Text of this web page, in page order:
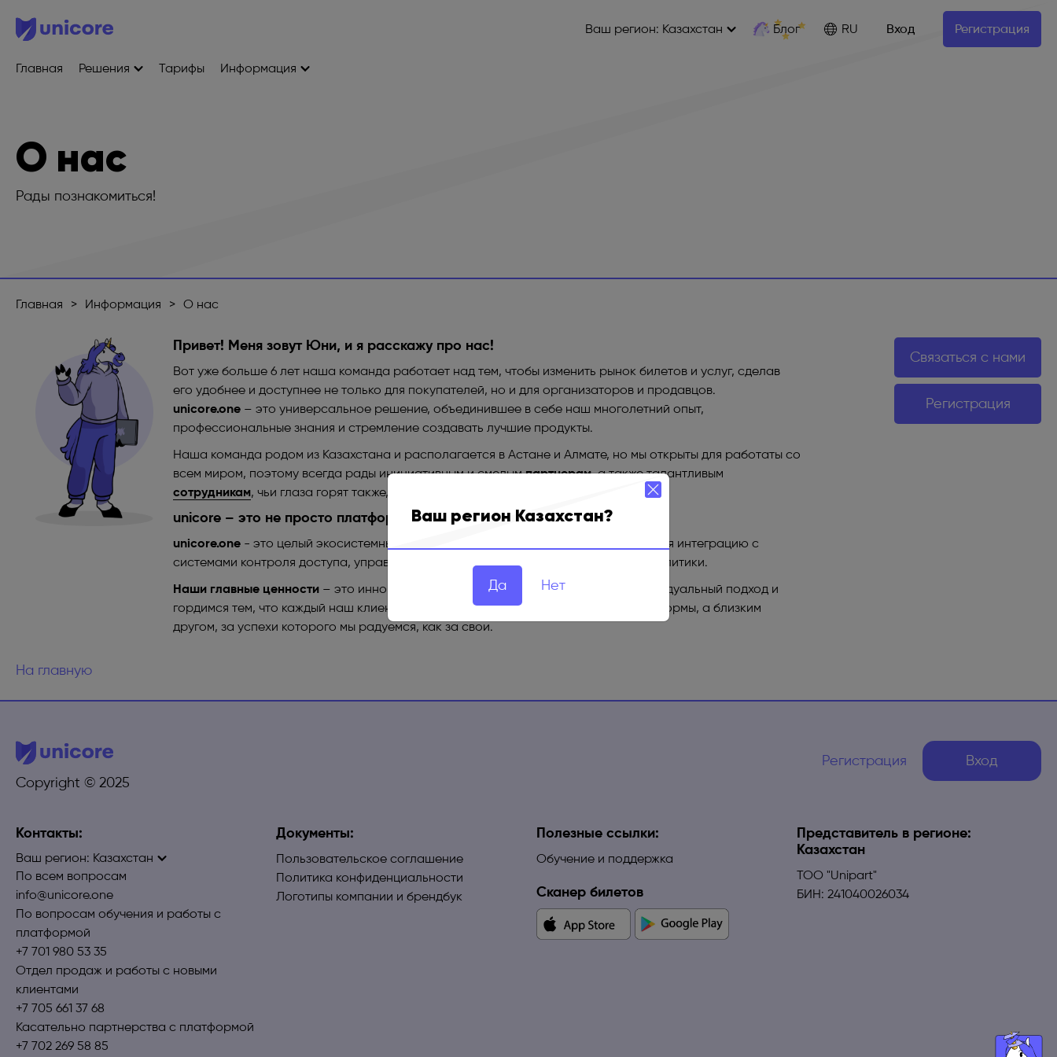
Главная Решения Тарифы Информация
Ваш регион: Казахстан Блог RU Вход Регистрация
О нас
Рады познакомиться!
Главная > Информация > О нас
Привет! Меня зовут Юни, и я расскажу про нас!
Вот уже больше 6 лет наша команда работает над тем, чтобы изменить рынок билетов и услуг, сделав
его удобнее и доступнее не только для покупателей, но и для организаторов и продавцов.
unicore.one – это универсальное решение, объединившее в себе наш многолетний опыт,
профессиональные знания и стремление создавать лучшие продукты.
Наша команда родом из Казахстана и располагается в Астане и Алмате, но мы открыты для работаты со
всем миром, поэтому всегда рады инициативным и смелымпартнерам, а также талантливым
сотрудникам, чьи глаза горят также, как наши!
unicore – это не просто платформа.
unicore.one - это целый экосистемный подход к организации мероприятий, включая интеграцию с
системами контроля доступа, управлением маркетингом и глубокой системой аналитики.
Наши главные ценности – это инновации, доверие и поддержка. Мы ценим индивидуальный подход и
гордимся тем, что каждый наш клиент становится не просто пользователем платформы, а близким
другом, за успехи которого мы радуемся, как за свои.
Связаться с нами
Регистрация
На главную
Copyright © 2025
Регистрация Вход
Контакты:
Ваш регион: Казахстан
По всем вопросам
info@unicore.one
По вопросам обучения и работы с
платформой
+7 701 980 53 35
Отдел продаж и работы с новыми
клиентами
+7 705 661 37 68
Касательно партнерства с платформой
+7 702 269 58 85
Документы:
Пользовательское соглашение
Политика конфиденциальности
Логотипы компании и брендбук
Полезные ссылки:
Обучение и поддержка
Сканер билетов
Представитель в регионе:
Казахстан
ТОО "Unipart"
БИН: 241040026034
Ваш регион Казахстан?
Да Нет